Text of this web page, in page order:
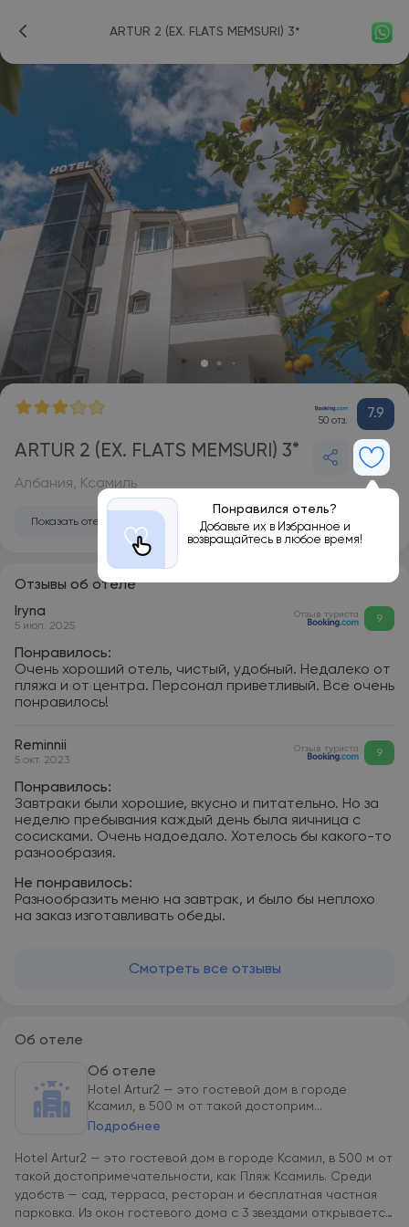
ARTUR 2 (EX. FLATS MEMSURI) 3*
50 отз. 7.9
ARTUR 2 (EX. FLATS MEMSURI) 3*
Понравился отель?
Добавьте их в Избранное и
возвращайтесь в любое время!
Албания, Ксамиль
Показать отель на карте
Отзывы об отеле
Iryna
5 июл. 2025
Отзыв туриста 9
Понравилось:
Очень хороший отель, чистый, удобный. Недалеко от
пляжа и от центра. Персонал приветливый. Все очень
понравилось!
Reminnii
5 окт. 2023
Отзыв туриста 9
Понравилось:
Завтраки были хорошие, вкусно и питательно. Но за
неделю пребывания каждый день была яичница с
сосисками. Очень надоедало. Хотелось бы какого-то
разнообразия.
Не понравилось:
Разнообразить меню на завтрак, и было бы неплохо
на заказ изготавливать обеды.
Смотреть все отзывы
Об отеле
Об отеле
Hotel Artur2 — это гостевой дом в городе
Ксамил, в 500 м от такой достоприм...
Подробнее
Hotel Artur2 — это гостевой дом в городе Ксамил, в 500 м от
такой достопримечательности, как Пляж Ксамиль. Среди
удобств — сад, терраса, ресторан и бесплатная частная
парковка. Из окон гостевого дома с 3 звездами открывается